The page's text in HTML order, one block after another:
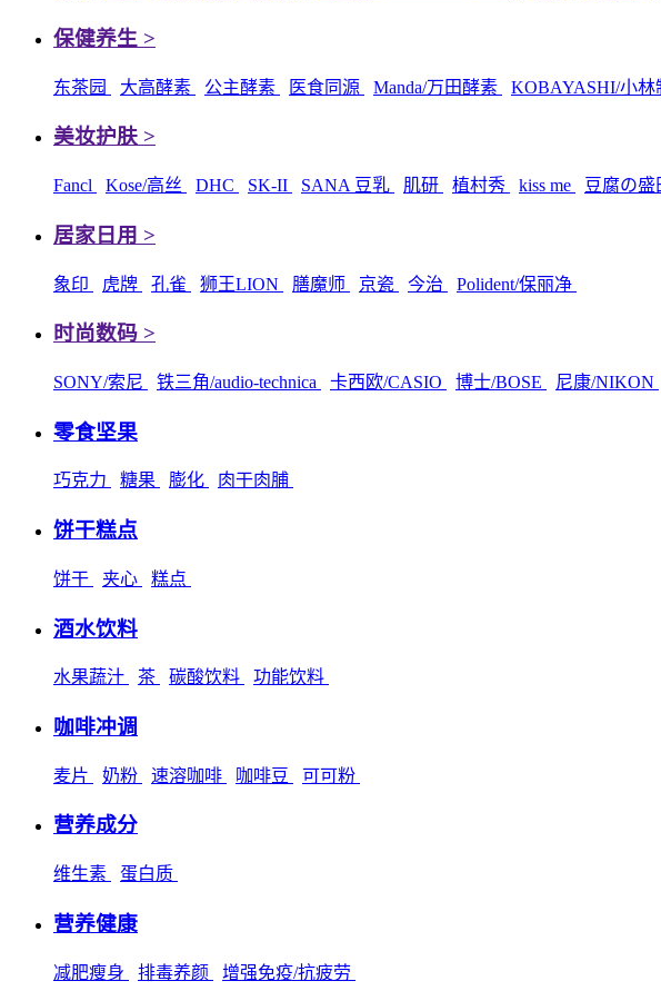
保健养生 >
东茶园 大高酵素 公主酵素 医食同源 Manda/万田酵素 KOBAYASHI/小林
美妆护肤 >
Fancl Kose/高丝 DHC SK-II SANA 豆乳 肌研 植村秀 kiss me 豆腐の盛
居家日用 >
象印 虎牌 孔雀 狮王LION 膳魔师 京瓷 今治 Polident/保丽净
时尚数码 >
SONY/索尼 铁三角/audio-technica 卡西欧/CASIO 博士/BOSE 尼康/NIKON
零食坚果
巧克力 糖果 膨化 肉干肉脯
饼干糕点
饼干 夹心 糕点
酒水饮料
水果蔬汁 茶 碳酸饮料 功能饮料
咖啡冲调
麦片 奶粉 速溶咖啡 咖啡豆 可可粉
营养成分
维生素 蛋白质
营养健康
减肥瘦身 排毒养颜 增强免疫/抗疲劳